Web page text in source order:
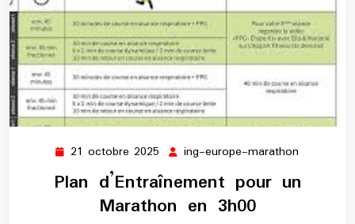
21 octobre 2025 21
octobre
2025
ing-europe-marathon
marathon
Plan d’Entraînement pour un
Marathon en 3h00